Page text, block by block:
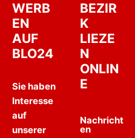
WERB
EN
AUF
BLO24
Sie haben
Interesse
auf
unserer
BEZIR
K
LIEZE
N
ONLIN
E
Nachricht
en